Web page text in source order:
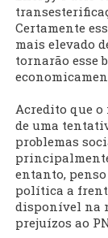
Certamente
mais elevado
tornarão esse
Acredito que
de uma
problemas
entanto,
política a
disponível na
prejuízos ao